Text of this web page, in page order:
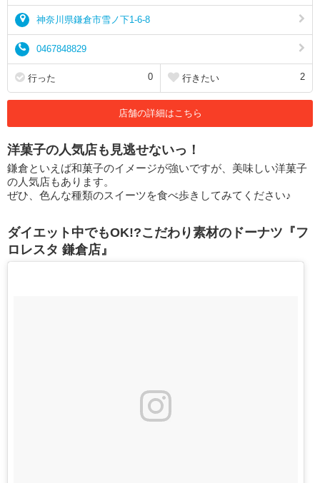
神奈川県鎌倉市雪ノ下1-6-8
0467848829
行った 0 行きたい 2
店舗の詳細はこちら
洋菓子の人気店も見逃せないっ！
鎌倉といえば和菓子のイメージが強いですが、美味しい洋菓子
の人気店もあります。
ぜひ、色んな種類のスイーツを食べ歩きしてみてください♪
ダイエット中でもOK!?こだわり素材のドーナツ『フ
ロレスタ 鎌倉店』